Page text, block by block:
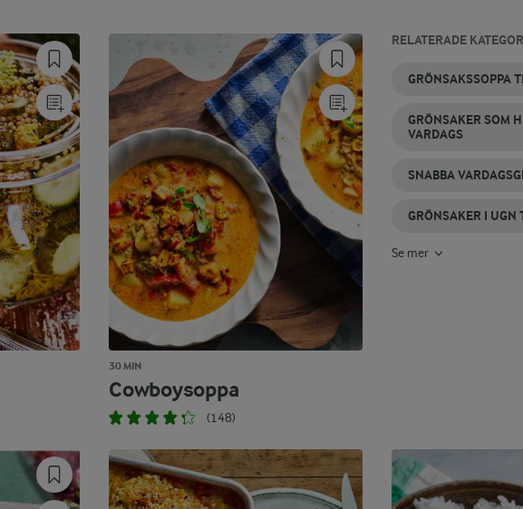
30 MIN
Cowboysoppa
(148)
RELATERADE
GRÖNSAKSSOPPA
GRÖNSAKER SOM
VARDAGS
SNABBA
GRÖNSAKER I UGN
VEGETARISKA
VARDAGSRECEPT
MED
GRÖNSAKER
VARDAGSMAT
GRÖNSAKSSOPPOR
GRÖNSAKSRÄTTER
GRÖNSAKSBIFFAR
KYCKLING
MED
GRÖNSAKER
Se mer